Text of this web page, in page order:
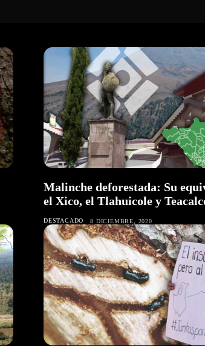
Malinche deforestada: Su
el Xico, el Tlahuicole y
DESTACADO 8 DICIEMBRE, 2020